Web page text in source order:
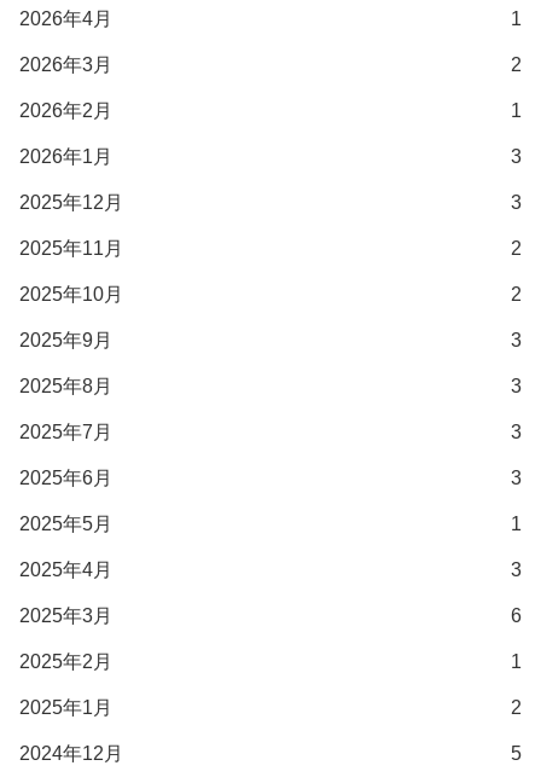
2026年4月 1
2026年3月 2
2026年2月 1
2026年1月 3
2025年12月 3
2025年11月 2
2025年10月 2
2025年9月 3
2025年8月 3
2025年7月 3
2025年6月 3
2025年5月 1
2025年4月 3
2025年3月 6
2025年2月 1
2025年1月 2
2024年12月 5